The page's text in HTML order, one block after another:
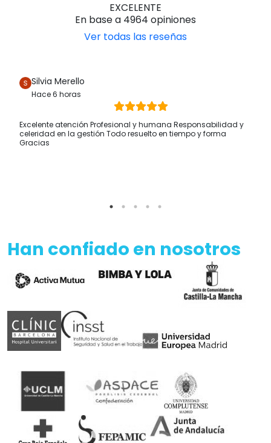
EXCELENTE
En base a 4964 opiniones
Ver todas las reseñas
Silvia Merello
Hace 6 horas
Excelente atención Profesional y humana Responsabilidad y
celeridad en la gestión Todo resuelto en tiempo y forma
Gracias
Han confiado en nosotros